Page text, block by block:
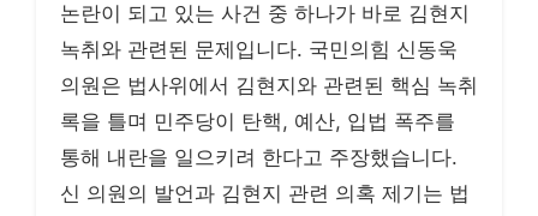
논란이 되고 있는 사건 중 하나가 바로 김현지
녹취와 관련된 문제입니다. 국민의힘 신동욱
의원은 법사위에서 김현지와 관련된 핵심 녹취
록을 틀며 민주당이 탄핵, 예산, 입법 폭주를
통해 내란을 일으키려 한다고 주장했습니다.
신 의원의 발언과 김현지 관련 의혹 제기는 법